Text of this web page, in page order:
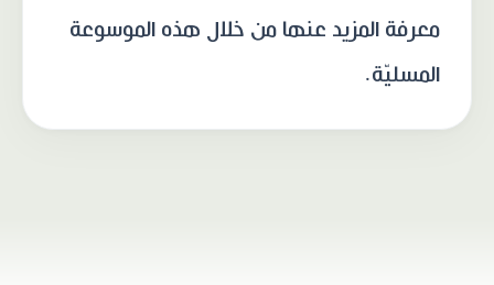
معرفة المزيد عنها من خلال هذه الموسوعة
المسليّة.